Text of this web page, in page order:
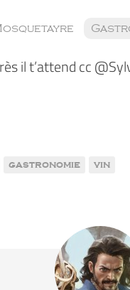
il t’attend cc
gastronomie vin